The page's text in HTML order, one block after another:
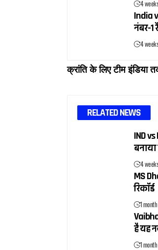
4
India
नंबर-1
4
क्रांति के लिए टीम इंडिया
RELATED NEWS
IND
4
MS
रिकॉर्ड
1
है यह
1